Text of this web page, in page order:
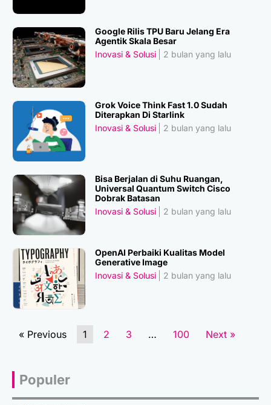
Google Rilis TPU Baru Jelang Era
Agentik Skala Besar
Inovasi & Solusi
2 bulan yang lalu
Grok Voice Think Fast 1.0 Sudah
Diterapkan Di Starlink
Inovasi & Solusi
2 bulan yang lalu
Bisa Berjalan di Suhu Ruangan,
Universal Quantum Switch Cisco
Dobrak Batasan
Inovasi & Solusi
2 bulan yang lalu
OpenAI Perbaiki Kualitas Model
Generative Image
Inovasi & Solusi
2 bulan yang lalu
« Previous 1 2 3 … 100 Next »
Populer